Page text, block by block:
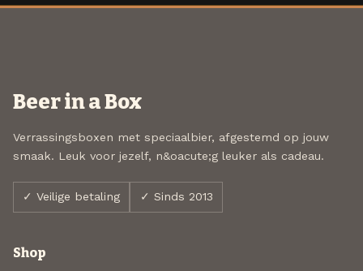
Beer in a Box
Verrassingsboxen met speciaalbier, afgestemd op jouw
smaak. Leuk voor jezelf, n&oacute;g leuker als cadeau.
✓ Veilige betaling ✓ Sinds 2013
Shop